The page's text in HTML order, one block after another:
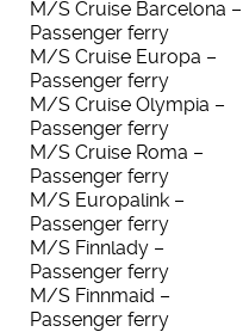
M/S Cruise Barcelona –
Passenger ferry
M/S Cruise Europa –
Passenger ferry
M/S Cruise Olympia –
Passenger ferry
M/S Cruise Roma –
Passenger ferry
M/S Europalink –
Passenger ferry
M/S Finnlady –
Passenger ferry
M/S Finnmaid –
Passenger ferry